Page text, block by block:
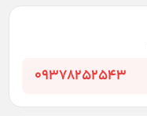
09378252543